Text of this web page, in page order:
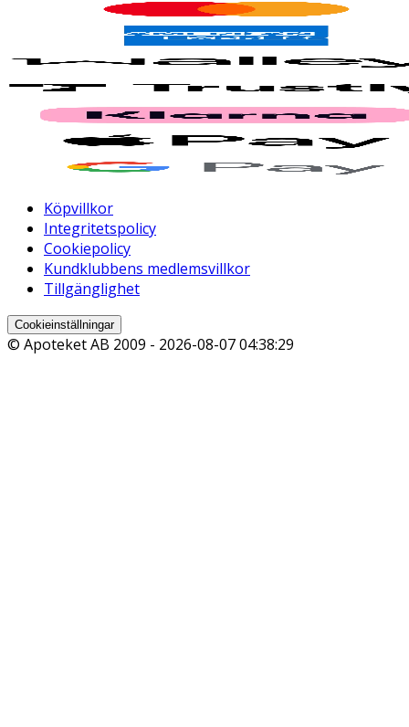
Köpvillkor
Integritetspolicy
Cookiepolicy
Kundklubbens medlemsvillkor
Tillgänglighet
Cookieinställningar
© Apoteket AB 2009 - 2026-08-07 04:38:29